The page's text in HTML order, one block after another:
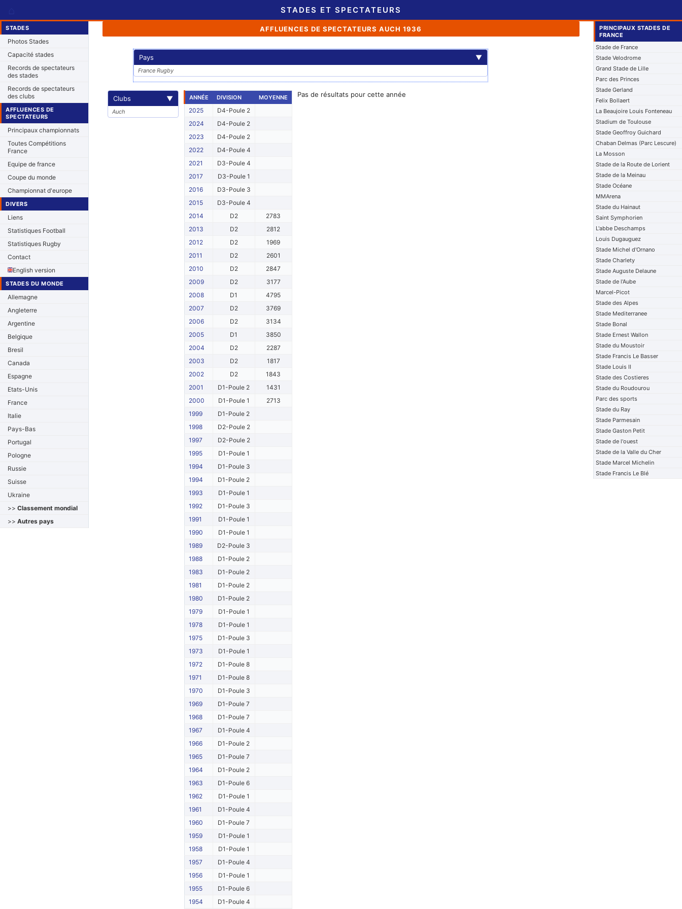
STADES ET SPECTATEURS
STADES
Photos Stades
Capacité stades
Records de spectateurs
des stades
Records de spectateurs
des clubs
AFFLUENCES DE
SPECTATEURS
Principaux championnats
Toutes Compétitions
France
Equipe de france
Coupe du monde
Championnat d'europe
DIVERS
Liens
Statistiques Football
Statistiques Rugby
Contact
English version
STADES DU MONDE
Allemagne
Angleterre
Argentine
Belgique
Bresil
Canada
Espagne
Etats-Unis
France
Italie
Pays-Bas
Portugal
Pologne
Russie
Suisse
Ukraine
>> Classement mondial
>> Autres pays
AFFLUENCES DE SPECTATEURS AUCH 1936
Pays ▼
France Rugby
Clubs ▼
Auch
ANNÉE DIVISION MOYENNE
2025
D4-Poule 2
2024
D4-Poule 2
2023
D4-Poule 2
2022
D4-Poule 4
2021
D3-Poule 4
2017
D3-Poule 1
2016
D3-Poule 3
2015
D3-Poule 4
2014
D2
2783
2013
D2
2812
2012
D2
1969
2011
D2
2601
2010
D2
2847
2009
D2
3177
2008
D1
4795
2007
D2
3769
2006
D2
3134
2005
D1
3850
2004
D2
2287
2003
D2
1817
2002
D2
1843
2001
D1-Poule 2
1431
2000
D1-Poule 1
2713
1999
D1-Poule 2
1998
D2-Poule 2
1997
D2-Poule 2
1995
D1-Poule 1
1994
D1-Poule 3
1994
D1-Poule 2
1993
D1-Poule 1
1992
D1-Poule 3
1991
D1-Poule 1
1990
D1-Poule 1
1989
D2-Poule 3
1988
D1-Poule 2
1983
D1-Poule 2
1981
D1-Poule 2
1980
D1-Poule 2
1979
D1-Poule 1
1978
D1-Poule 1
1975
D1-Poule 3
1973
D1-Poule 1
1972
D1-Poule 8
1971
D1-Poule 8
1970
D1-Poule 3
1969
D1-Poule 7
1968
D1-Poule 7
1967
D1-Poule 4
1966
D1-Poule 2
1965
D1-Poule 7
1964
D1-Poule 2
1963
D1-Poule 6
1962
D1-Poule 1
1961
D1-Poule 4
1960
D1-Poule 7
1959
D1-Poule 1
1958
D1-Poule 1
1957
D1-Poule 4
1956
D1-Poule 1
1955
D1-Poule 6
1954
D1-Poule 4
Pas de résultats pour cette année
PRINCIPAUX STADES DE
FRANCE
Stade de France
Stade Velodrome
Grand Stade de Lille
Parc des Princes
Stade Gerland
Felix Bollaert
La Beaujoire Louis Fonteneau
Stadium de Toulouse
Stade Geoffroy Guichard
Chaban Delmas (Parc Lescure)
La Mosson
Stade de la Route de Lorient
Stade de la Meinau
Stade Océane
MMArena
Stade du Hainaut
Saint Symphorien
L'abbe Deschamps
Louis Dugauguez
Stade Michel d'Ornano
Stade Charlety
Stade Auguste Delaune
Stade de l'Aube
Marcel-Picot
Stade des Alpes
Stade Mediterranee
Stade Bonal
Stade Ernest Wallon
Stade du Moustoir
Stade Francis Le Basser
Stade Louis II
Stade des Costieres
Stade du Roudourou
Parc des sports
Stade du Ray
Stade Parmesain
Stade Gaston Petit
Stade de l'ouest
Stade de la Valle du Cher
Stade Marcel Michelin
Stade Francis Le Blé